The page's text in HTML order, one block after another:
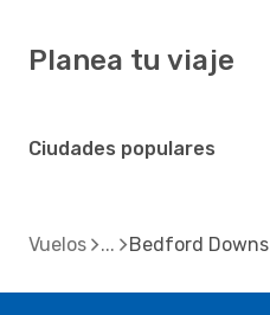
Planea tu viaje
Ciudades populares
Vuelos Bedford Downs